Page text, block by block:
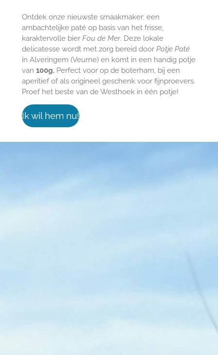
Ontdek onze nieuwste smaakmaker: een
ambachtelijke paté op basis van het frisse,
karaktervolle bier Fou de Mer. Deze lokale
delicatesse wordt met zorg bereid door Potje Paté
in Alveringem (Veurne) en komt in een handig potje
van 100g.Perfect voor op de boterham, bij een
aperitief of als origineel geschenk voor fijnproevers.
Proef het beste van de Westhoek in één potje!
Ik wil hem nu!